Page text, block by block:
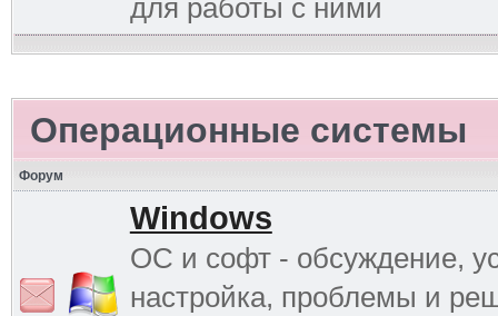
для работы с ними
Операционные системы
Форум
Windows
ОС и софт - обсуждение,
настройка, проблемы и